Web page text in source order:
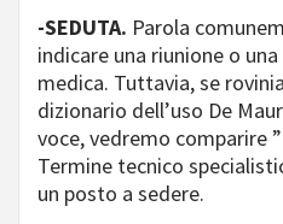
-SEDUTA. Parola
indicare una riunione o
medica. Tuttavia, se
dizionario dell’uso De
voce, vedremo comparire
Termine tecnico
un posto a sedere.